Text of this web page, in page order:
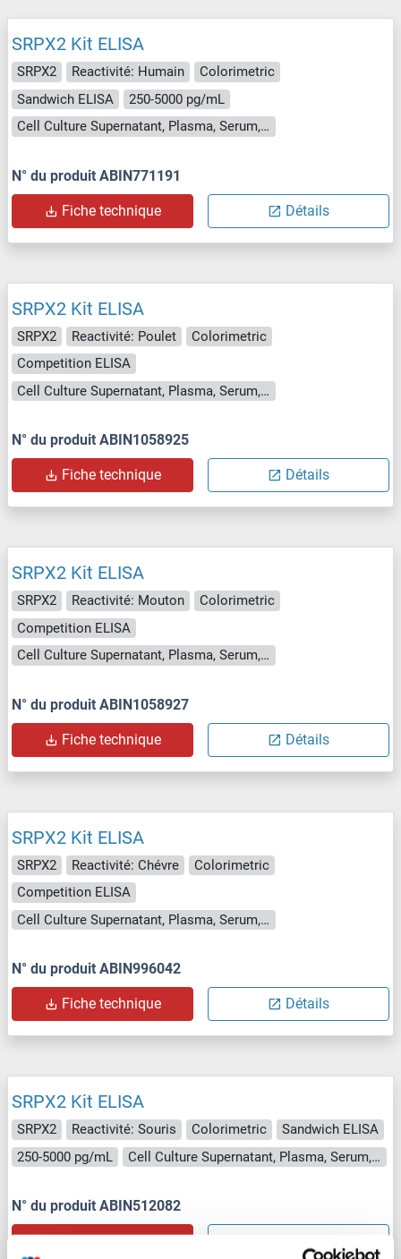
SRPX2 Kit ELISA
SRPX2 Reactivité: Humain
Colorimetric
Sandwich ELISA
250-5000 pg/mL
Cell Culture Supernatant, Plasma, Serum, Tissue Homogenate
N° du produit ABIN771191
Fiche technique Détails
SRPX2 Kit ELISA
SRPX2 Reactivité: Poulet
Colorimetric
Competition ELISA
Cell Culture Supernatant, Plasma, Serum, Tissue Homogenate
N° du produit ABIN1058925
Fiche technique Détails
SRPX2 Kit ELISA
SRPX2 Reactivité: Mouton
Colorimetric
Competition ELISA
Cell Culture Supernatant, Plasma, Serum, Tissue Homogenate
N° du produit ABIN1058927
Fiche technique Détails
SRPX2 Kit ELISA
SRPX2 Reactivité: Chévre
Colorimetric
Competition ELISA
Cell Culture Supernatant, Plasma, Serum, Tissue Homogenate
N° du produit ABIN996042
Fiche technique Détails
SRPX2 Kit ELISA
SRPX2 Reactivité: Souris Colorimetric
Sandwich ELISA
250-5000 pg/mL
Cell Culture Supernatant, Plasma, Serum, Tissue Homogenate
N° du produit ABIN512082